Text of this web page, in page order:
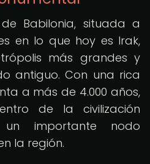
Babilonia, situada a
en lo que hoy es Irak,
más grandes y
antiguo. Con una rica
a más de 4.000 años,
de la civilización
importante nodo
la región.